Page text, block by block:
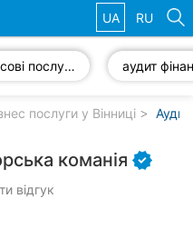
UA RU
фінансові послуги
послуги у Вінниці
команія
відгук